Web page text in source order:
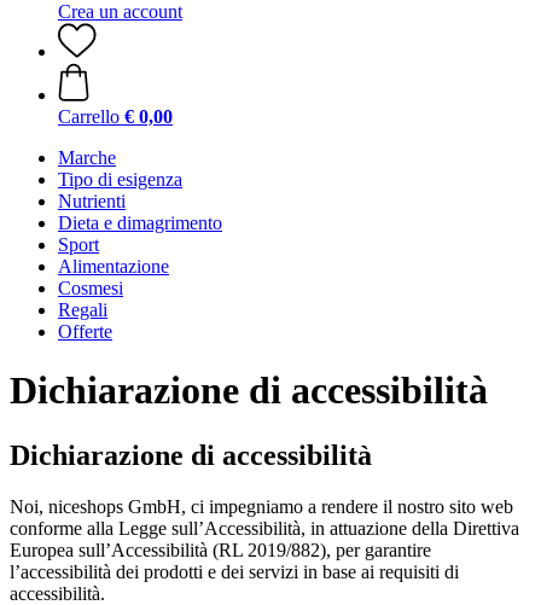
Crea un account
Carrello € 0,00
Marche
Tipo di esigenza
Nutrienti
Dieta e dimagrimento
Sport
Alimentazione
Cosmesi
Regali
Offerte
Dichiarazione di accessibilità
Dichiarazione di accessibilità
Noi, niceshops GmbH, ci impegniamo a rendere il nostro sito web
conforme alla Legge sull’Accessibilità, in attuazione della Direttiva
Europea sull’Accessibilità (RL 2019/882), per garantire
l’accessibilità dei prodotti e dei servizi in base ai requisiti di
accessibilità.